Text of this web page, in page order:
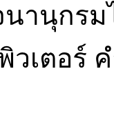
านุกรม
เตอร์